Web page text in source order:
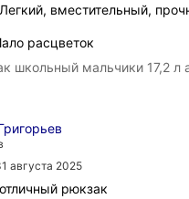
Легкий, вместительный,
расцветок
школьный мальчики 17,2 л
августа 2025
отличный рюкзак